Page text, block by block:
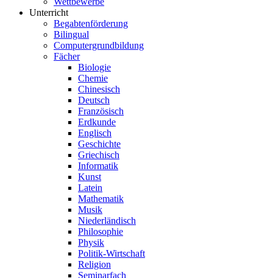
Unterricht
Begabtenförderung
Bilingual
Computergrundbildung
Fächer
Biologie
Chemie
Chinesisch
Deutsch
Französisch
Erdkunde
Englisch
Geschichte
Griechisch
Informatik
Kunst
Latein
Mathematik
Musik
Niederländisch
Philosophie
Physik
Politik-Wirtschaft
Religion
Seminarfach